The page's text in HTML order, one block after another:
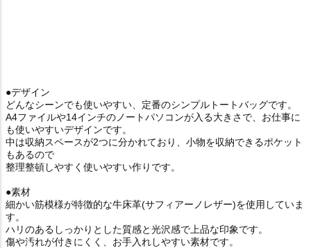
●デザイン
どんなシーンでも使いやすい、定番のシンプルトートバッグです。
A4ファイルや14インチのノートパソコンが入る大きさで、お仕事に
も使いやすいデザインです。
中は収納スペースが2つに分かれており、小物を収納できるポケット
もあるので
整理整頓しやすく使いやすい作りです。
●素材
細かい筋模様が特徴的な牛床革(サフィアーノレザー)を使用していま
す。
ハリのあるしっかりとした質感と光沢感で上品な印象です。
傷や汚れが付きにくく、お手入れしやすい素材です。